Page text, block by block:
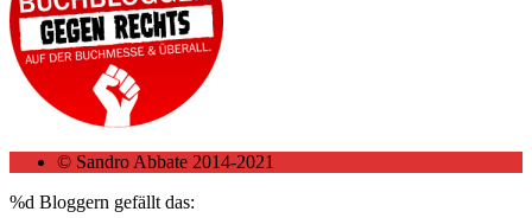
© Sandro Abbate 2014-2021
%d Bloggern gefällt das: